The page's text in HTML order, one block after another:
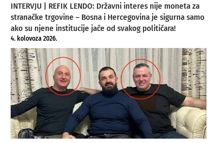
INTERVJU | REFIK LENDO: Državni interes nije moneta za
stranačke trgovine – Bosna i Hercegovina je sigurna samo
ako su njene institucije jače od svakog političara!
4. kolovoza 2026.